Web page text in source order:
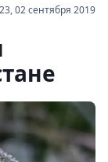
02 сентября 2019